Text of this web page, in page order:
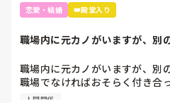
利用者様は結構旦那のこと気に
👌🏻
恋愛・結婚 👑殿堂入り
職場内に元カノがいますが、別
職場内に元カノがいますが、別
職場でなければおそらく付き合
しまいました。
人間関係